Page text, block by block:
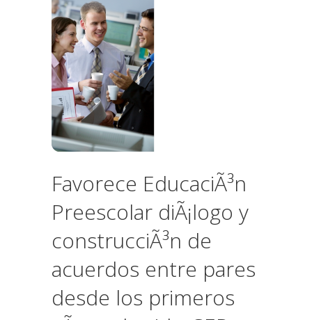
Favorece EducaciÃ³n
Preescolar diÃ¡logo y
construcciÃ³n de
acuerdos entre pares
desde los primeros